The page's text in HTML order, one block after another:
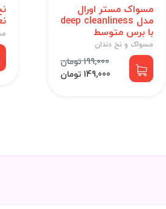
مسواک مستر اورال
مدل deep cleanliness
با برس متوسط
مسواک و نخ دندان
199,000 تومان
149,000 تومان